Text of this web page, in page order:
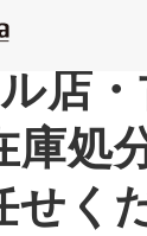
店
庫処
せく